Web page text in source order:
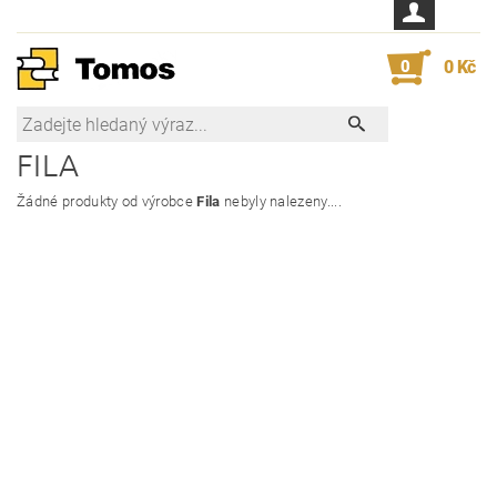
0 0 Kč
FILA
Žádné produkty od výrobceFila nebyly nalezeny....